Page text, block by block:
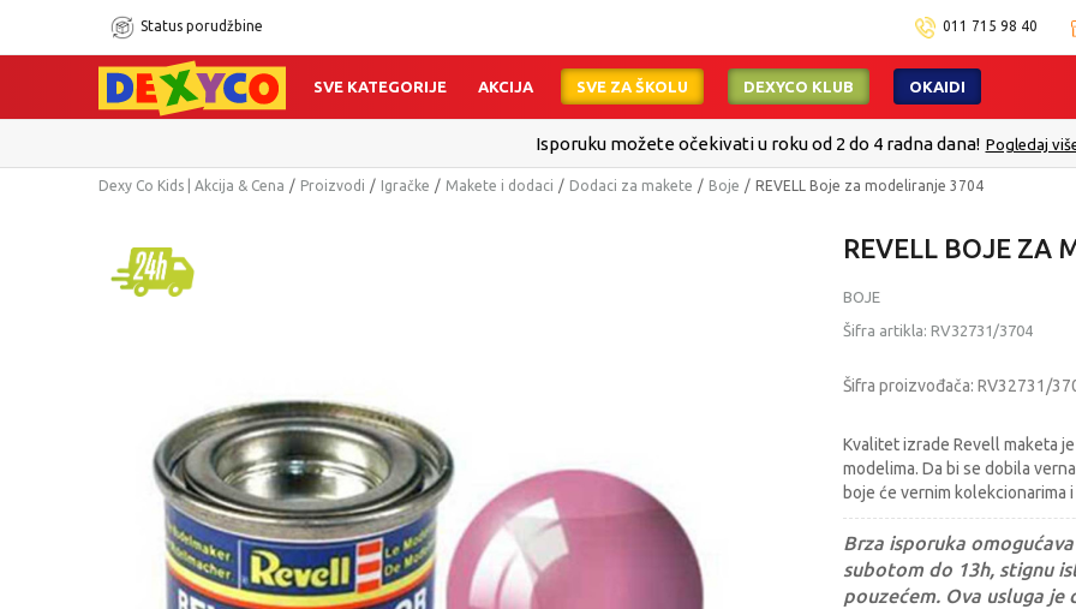
Status porudžbine 011 715 98 40
SVE KATEGORIJE AKCIJA SVE ZA ŠKOLU DEXYCO KLUB OKAIDI
Click&Collect-Platite karticom Online i preuzmite u prodavnici po
Dexy Co Kids | Akcija & Cena Proizvodi Igračke Makete i dodaci Dodaci za makete Boje REVELL Boje za modeliranje 3704
REVELL BOJE ZA
BOJE
Šifra artikla: RV32731/3704
Šifra proizvođača: RV32731/
Kvalitet izrade Revell maketa
modelima. Da bi se dobila
boje će vernim kolekcionarima
Brza isporuka
subotom do 13h, stignu
pouzećem. Ova usluga